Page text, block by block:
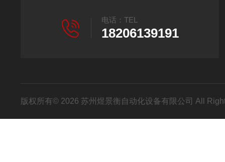
电话：TEL
18206139191
版权所有© 2026 苏州煜景衡自动化设备有限公司 All